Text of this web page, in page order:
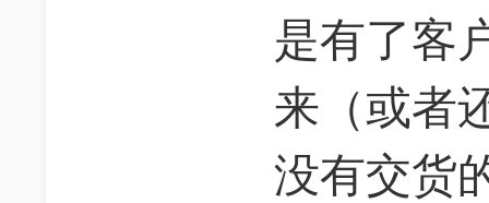
是有了客
来（或者
没有交货